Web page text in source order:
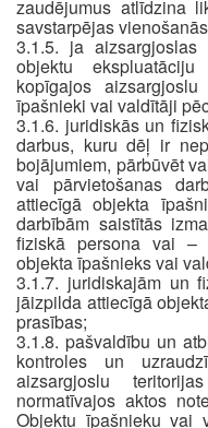
zaudējumus atlīdzina
savstarpējas
3.1.5. ja
objektu
kopīgajos
īpašnieki vai valdītāji
3.1.6. juridiskās un
darbus, kuru dēļ ir
bojājumiem, pārbūvēt
vai pārvietošanas
attiecīgā objekta
darbībām saistītās
fiziskā persona vai –
objekta īpašnieks vai
3.1.7. juridiskajām un
jāizpilda attiecīgā
prasības;
3.1.8. pašvaldību un
kontroles un
aizsargjoslu
normatīvajos aktos
Objektu īpašnieku vai